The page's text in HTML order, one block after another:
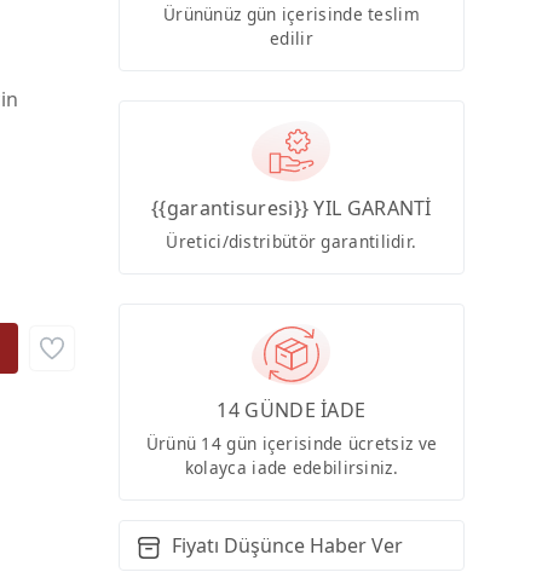
Ürününüz gün içerisinde teslim
edilir
{{garantisuresi}} YIL GARANTİ
Üretici/distribütör garantilidir.
14 GÜNDE İADE
Ürünü 14 gün içerisinde ücretsiz ve
kolayca iade edebilirsiniz.
Fiyatı Düşünce Haber Ver